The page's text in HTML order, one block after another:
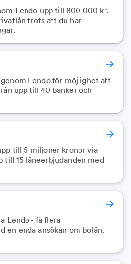
Lendo upp till 800 000 kr.
trots att du har
Lendo för möjlighet att
upp till 40 banker och
till 5 miljoner kronor via
till 15 låneerbjudanden med
Lendo - få flera
en enda ansökan om bolån.